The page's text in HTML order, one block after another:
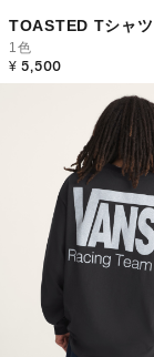
TOASTED Tシャツ
1色
¥ 5,500